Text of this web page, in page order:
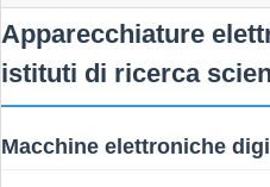
Apparecchiature
istituti di ricerca
Macchine elettroniche